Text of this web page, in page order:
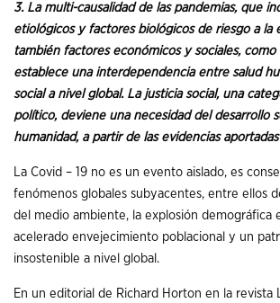
3. La multi-causalidad de las pandemias, que
etiológicos y factores biológicos de riesgo a la
también factores económicos y sociales, como
establece una interdependencia entre salud
social a nivel global. La justicia social, una
político, deviene una necesidad del desarrollo
humanidad, a partir de las evidencias
La Covid – 19 no es un evento aislado, es
fenómenos globales subyacentes, entre ellos
del medio ambiente, la explosión demográfica
acelerado envejecimiento poblacional y un
insostenible a nivel global.
En un editorial de Richard Horton en la revista